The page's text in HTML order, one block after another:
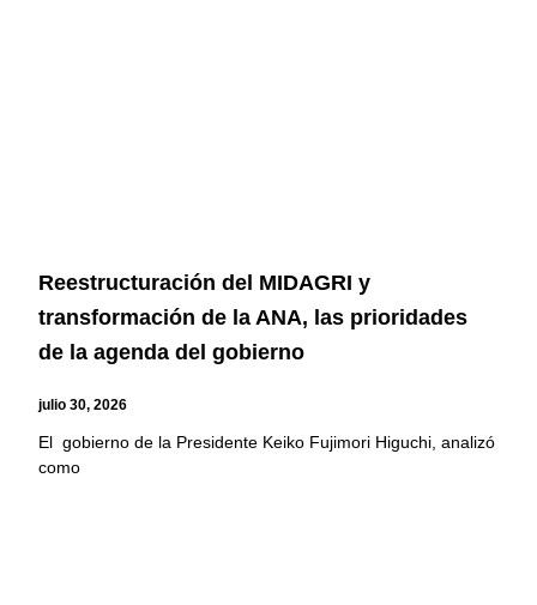
Reestructuración del MIDAGRI y
transformación de la ANA, las prioridades
de la agenda del gobierno
julio 30, 2026
El gobierno de la Presidente Keiko Fujimori Higuchi, analizó
como